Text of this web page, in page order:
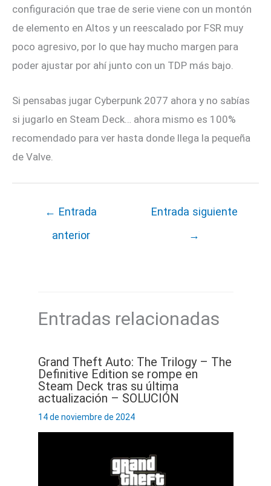
configuración que trae de serie viene con un montón
de elemento en Altos y un reescalado por FSR muy
poco agresivo, por lo que hay mucho margen para
poder ajustar por ahí junto con un TDP más bajo.
Si pensabas jugar Cyberpunk 2077 ahora y no sabías
si jugarlo en Steam Deck… ahora mismo es 100%
recomendado para ver hasta donde llega la pequeña
de Valve.
← Entrada
anterior
Entrada siguiente
→
Entradas relacionadas
Grand Theft Auto: The Trilogy – The
Definitive Edition se rompe en
Steam Deck tras su última
actualización – SOLUCIÓN
14 de noviembre de 2024